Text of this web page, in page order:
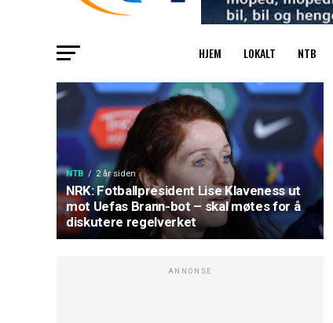
HJEM LOKALT NTB
NTB 2 år siden
NRK: Fotballpresident Lise Klaveness ut
mot Uefas Brann-bot – skal møtes for å
diskutere regelverket
ANNONSE